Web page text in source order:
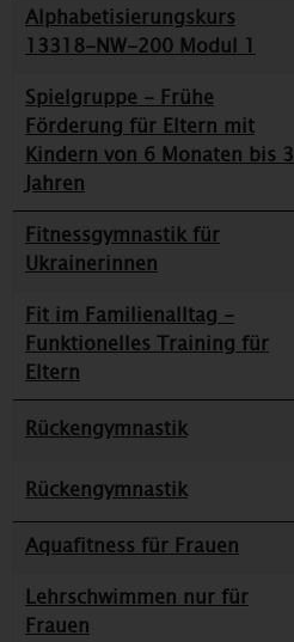
Alphabetisierungskurs
13318-NW-200 Modul 1
Spielgruppe - Frühe
Förderung für Eltern mit
Kindern von 6 Monaten bis 3
Jahren
Fitnessgymnastik für
Ukrainerinnen
Fit im Familienalltag -
Funktionelles Training für
Eltern
Rückengymnastik
Rückengymnastik
Aquafitness für Frauen
Lehrschwimmen nur für
Frauen